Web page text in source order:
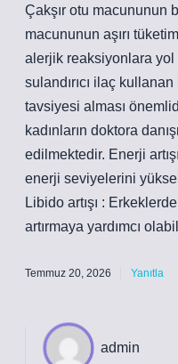
Çakşır otu macununun
macununun aşırı
alerjik reaksiyonlara
sulandırıcı ilaç
tavsiyesi alması
kadınların doktora
edilmektedir. Enerji
enerji seviyelerini
Libido artışı :
artırmaya yardımcı
Temmuz 20, 2026 Yanıtla
admin